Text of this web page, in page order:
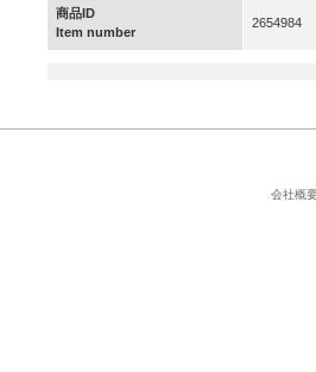
商品ID
Item number
2654984
会社概